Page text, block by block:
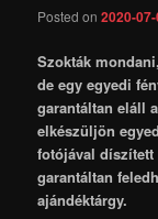
Posted on2020-07-
Szokták
de egy egyedi
garantáltan eláll
elkészüljön
fotójával díszített
garantáltan
ajándéktárgy.